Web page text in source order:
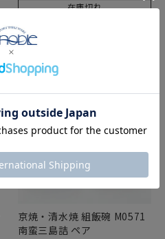
在庫切れ
京焼・清水焼 組飯碗 M0571
南蛮三島詰 ペア